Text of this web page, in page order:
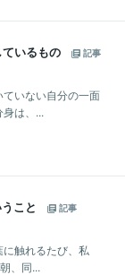
いるもの
記事
いない自分の一面
は、...
こと
記事
触れるたび、私
、同...